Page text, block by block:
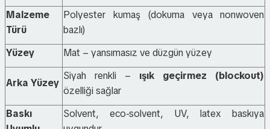
Malzeme
Türü
Polyester kumaş (dokuma veya nonwoven
bazlı)
Yüzey
Mat – yansımasız ve düzgün yüzey
Arka Yüzey
Siyah renkli – ışık geçirmez (blockout)
özelliği sağlar
Baskı
Solvent, eco-solvent, UV, latex baskıya